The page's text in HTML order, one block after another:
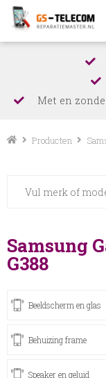
Met en
Producten
Samsung
G388
Beeldscherm en glas
Behuizing frame
Speaker en geluid